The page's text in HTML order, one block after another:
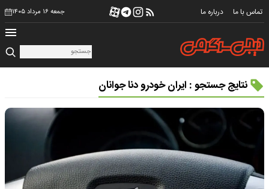
تماس با ما درباره ما جمعه ۱۶ مرداد ۱۴۰۵
نتایج جستجو : ایران خودرو دنا جوانان